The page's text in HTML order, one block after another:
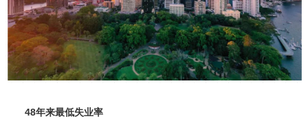
48年来最低失业率